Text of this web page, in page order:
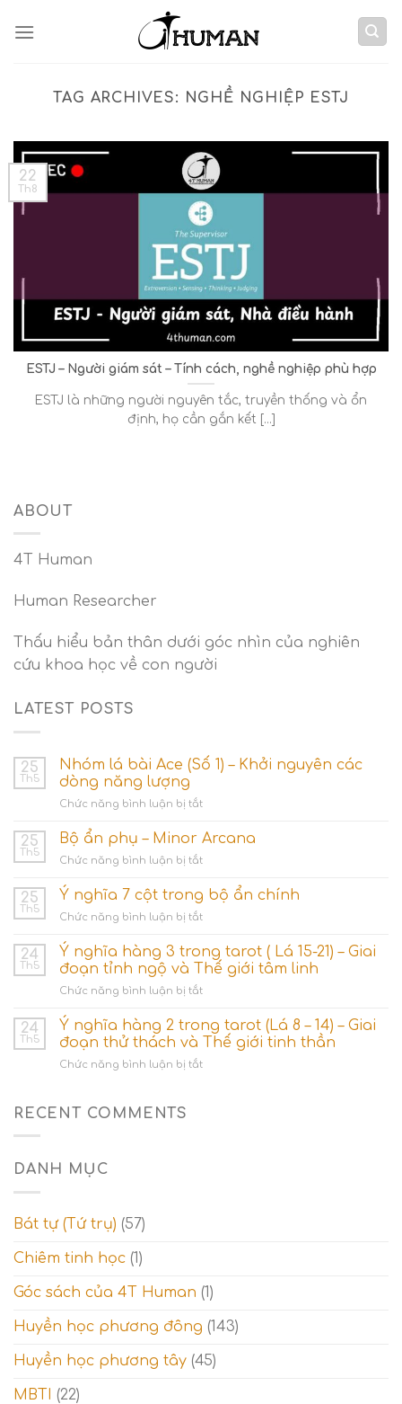
TAG ARCHIVES: NGHỀ NGHIỆP ESTJ
ESTJ – Người giám sát – Tính cách, nghề nghiệp phù hợp
ESTJ là những người nguyên tắc, truyền thống và ổn
định, họ cần gắn kết [...]
22
Th8
ABOUT
4T Human
Human Researcher
Thấu hiểu bản thân dưới góc nhìn của nghiên
cứu khoa học về con người
LATEST POSTS
25
Th5
Nhóm lá bài Ace (Số 1) – Khởi nguyên các
dòng năng lượng
Chức năng bình luận bị tắtở
lá
Ace
1)
các
dòng
năng
25
Th5
Bộ ẩn phụ – Minor Arcana
Chức năng bình luận bị tắtở
ẩn
phụ
–
Arcana
25
Th5
Ý nghĩa 7 cột trong bộ ẩn chính
Chức năng bình luận bị tắtở
nghĩa
7
cột
trong
ẩn
chính
24
Th5
Ý nghĩa hàng 3 trong tarot ( Lá 15-21) – Giai
đoạn tỉnh ngộ và Thế giới tâm linh
Chức năng bình luận bị tắtở
nghĩa
hàng
3
trong
linh
24
Th5
Ý nghĩa hàng 2 trong tarot (Lá 8 – 14) – Giai
đoạn thử thách và Thế giới tinh thần
Chức năng bình luận bị tắtở
thách
Thế
giới
tinh
thần
RECENT COMMENTS
DANH MỤC
Bát tự (Tứ trụ) (57)
Chiêm tinh học (1)
Góc sách của 4T Human (1)
Huyền học phương đông (143)
Huyền học phương tây (45)
MBTI (22)